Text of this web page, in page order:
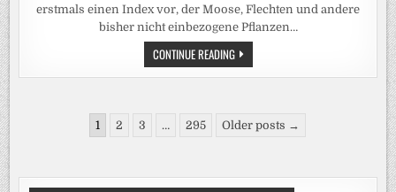
erstmals einen Index vor, der Moose, Flechten und andere
bisher nicht einbezogene Pflanzen…
CONTINUE READINGNEUER
INDEX
VERBESSERT
WALDÖKOSYSTEMEN
Seitennummerierung
Beiträge
1 2 3 … 295 Older posts →